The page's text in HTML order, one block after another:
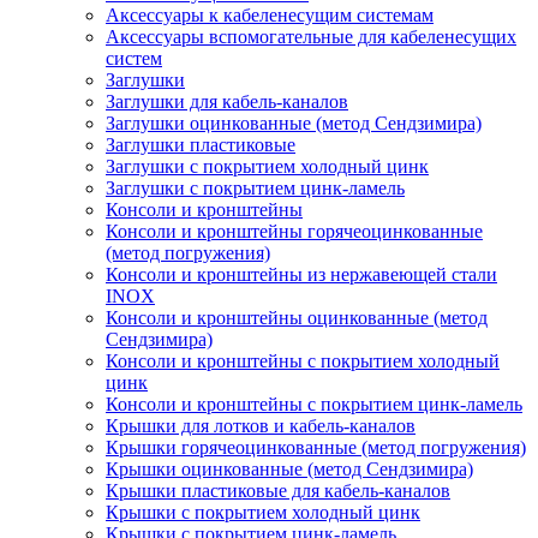
Аксессуары к кабеленесущим системам
Аксессуары вспомогательные для кабеленесущих
систем
Заглушки
Заглушки для кабель-каналов
Заглушки оцинкованные (метод Сендзимира)
Заглушки пластиковые
Заглушки с покрытием холодный цинк
Заглушки с покрытием цинк-ламель
Консоли и кронштейны
Консоли и кронштейны горячеоцинкованные
(метод погружения)
Консоли и кронштейны из нержавеющей стали
INOX
Консоли и кронштейны оцинкованные (метод
Сендзимира)
Консоли и кронштейны с покрытием холодный
цинк
Консоли и кронштейны с покрытием цинк-ламель
Крышки для лотков и кабель-каналов
Крышки горячеоцинкованные (метод погружения)
Крышки оцинкованные (метод Сендзимира)
Крышки пластиковые для кабель-каналов
Крышки с покрытием холодный цинк
Крышки с покрытием цинк-ламель